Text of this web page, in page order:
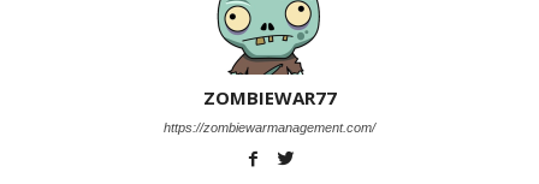
ZOMBIEWAR77
https://zombiewarmanagement.com/